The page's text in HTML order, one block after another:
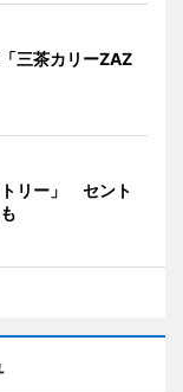
三茶カリーZAZ
トリー」 セント